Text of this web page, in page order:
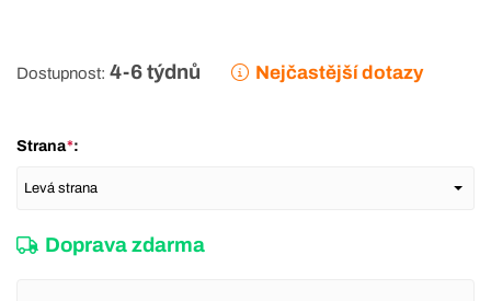
Dostupnost: 4-6 týdnů Nejčastější dotazy
Strana*:
Doprava zdarma